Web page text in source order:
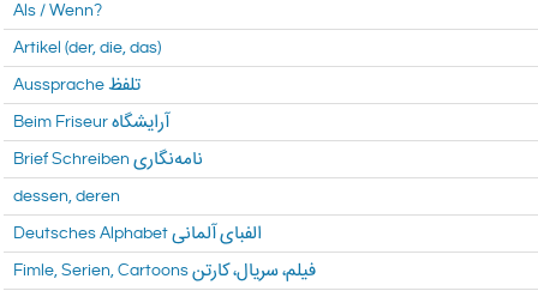
Als / Wenn?
Artikel (der, die, das)
Aussprache تلفظ
Beim Friseur آرایشگاه
Brief Schreiben نامه‌نگاری
dessen, deren
Fimle, Serien, Cartoons فیلم، سریال، کارتن